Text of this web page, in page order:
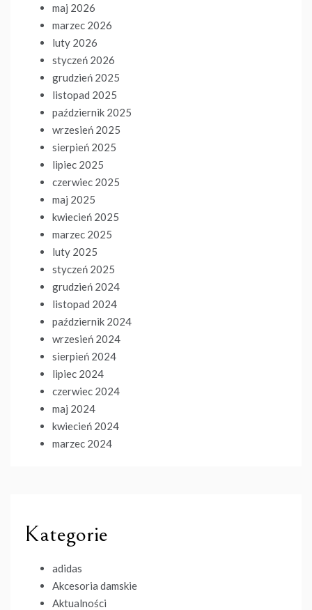
maj 2026
marzec 2026
luty 2026
styczeń 2026
grudzień 2025
listopad 2025
październik 2025
wrzesień 2025
sierpień 2025
lipiec 2025
czerwiec 2025
maj 2025
kwiecień 2025
marzec 2025
luty 2025
styczeń 2025
grudzień 2024
listopad 2024
październik 2024
wrzesień 2024
sierpień 2024
lipiec 2024
czerwiec 2024
maj 2024
kwiecień 2024
marzec 2024
Kategorie
adidas
Akcesoria damskie
Aktualności